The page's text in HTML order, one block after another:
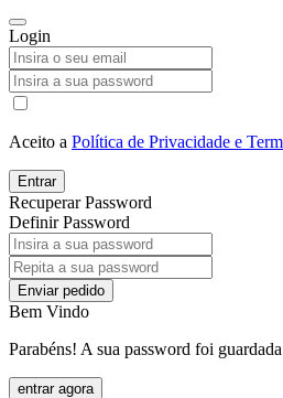
Login
Aceito a Política de Privacidade e
Entrar
Recuperar Password
Definir Password
Enviar pedido
Bem Vindo
Parabéns! A sua password foi
entrar agora